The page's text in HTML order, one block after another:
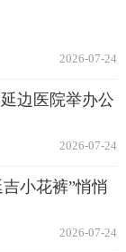
2026-07-24
边医院举办公
2026-07-24
小花裤”悄悄
2026-07-24